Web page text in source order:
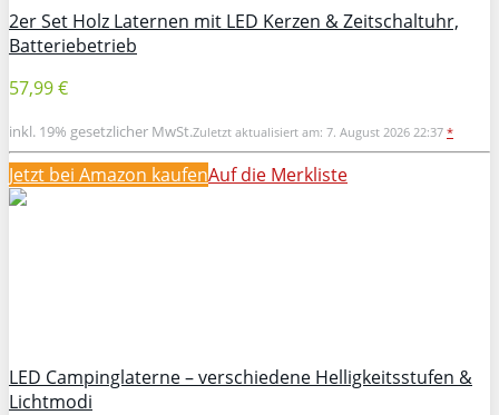
2er Set Holz Laternen mit LED Kerzen & Zeitschaltuhr,
Batteriebetrieb
57,99 €
inkl. 19% gesetzlicher MwSt.Zuletzt aktualisiert am: 7. August 2026 22:37 *
Jetzt bei Amazon kaufenAuf die Merkliste
LED Campinglaterne – verschiedene Helligkeitsstufen &
Lichtmodi